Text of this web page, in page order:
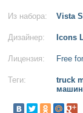
Из набора: Vista
Дизайнер: Icons
Лицензия: Free
Теги: truck